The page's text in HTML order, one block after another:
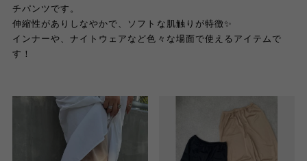
チパンツです。
伸縮性がありしなやかで、ソフトな肌触りが特徴✨
インナーや、ナイトウェアなど色々な場面で使えるアイテムで
す！